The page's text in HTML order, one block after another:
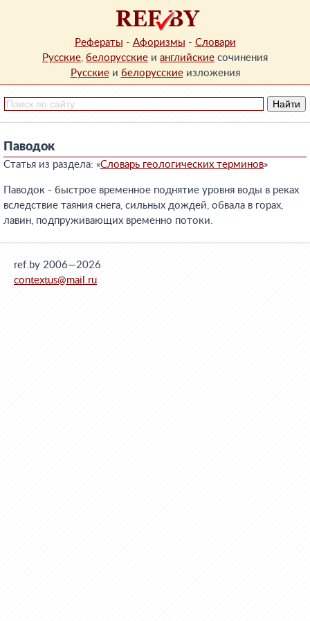
Рефераты - Афоризмы - Словари
Русские, белорусские и английские сочинения
Русскиеи белорусскиеизложения
Паводок
Статья из раздела: «Словарь геологических терминов»
Паводок - быстрое временное поднятие уровня воды в реках
вследствие таяния снега, сильных дождей, обвала в горах,
лавин, подпруживающих временно потоки.
ref.by 2006—2026
contextus@mail.ru